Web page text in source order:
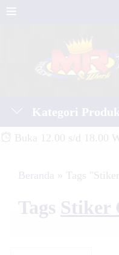
Kategori Produk
Buka 12.00 s/d 18.00
Beranda » Tags
Tags Stiker